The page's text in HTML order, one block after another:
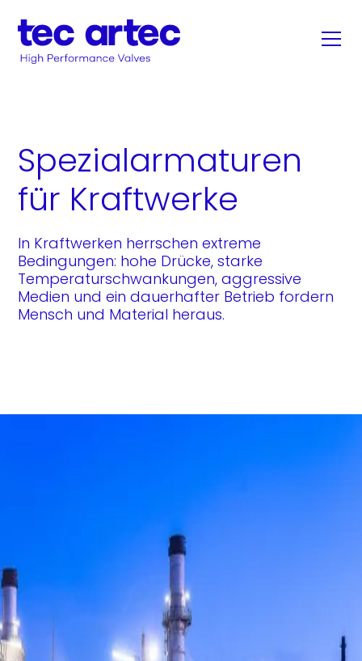
Spezialarmaturen
für Kraftwerke
In Kraftwerken herrschen extreme
Bedingungen: hohe Drücke, starke
Temperaturschwankungen, aggressive
Medien und ein dauerhafter Betrieb fordern
Mensch und Material heraus.